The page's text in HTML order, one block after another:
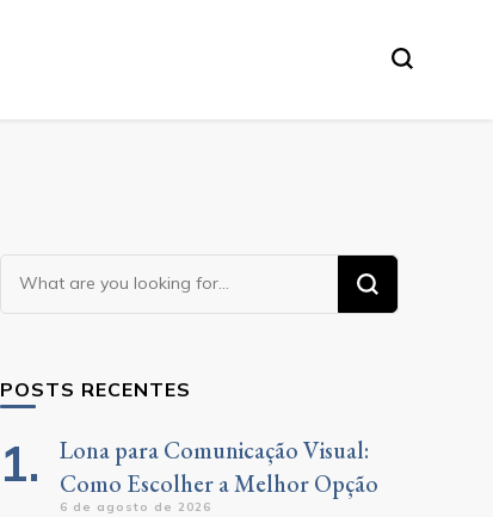
Looking
for
POSTS RECENTES
Lona para Comunicação Visual:
Como Escolher a Melhor Opção
6 de agosto de 2026